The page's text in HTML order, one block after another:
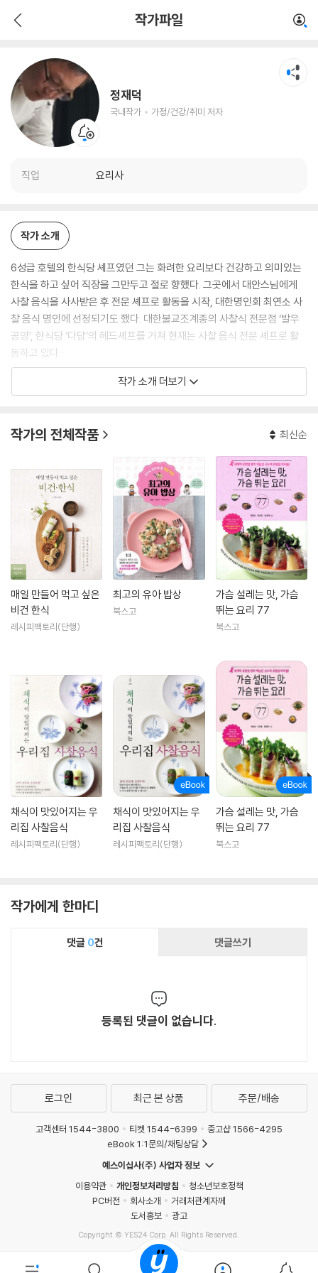
작가파일
정재덕
국내작가 가정/건강/취미 저자
직업 요리사
가정/건강/취미 저자
작가 소개
6성급 호텔의 한식당 셰프였던 그는 화려한 요리보다 건강하고 의미있는
한식을 하고 싶어 직장을 그만두고 절로 향했다. 그곳에서 대안스님에게
사찰 음식을 사사받은 후 전문 셰프로 활동을 시작, 대한명인회 최연소 사
찰 음식 명인에 선정되기도 했다. 대한불교조계종의 사찰식 전문점 ‘발우
공양’, 한식당 ‘다담’의 헤드셰프를 거쳐 현재는 사찰 음식 전문 셰프로 활
동하고 있다.
2013년, 그는 몸과 마음을 편안하게 하는 우리의 채식인 사찰 음식 대중화
지금껏 ‘사찰 음식 입문서’로 사랑받고 있으며, 해외에도 출간되었다.
첫 책을 내고 10년. 그간 다채로운 사찰 음식 레시피를 수집해 이를 기반으
로 비건을 위한 한식 메뉴를 개발해온 그는 첫 책보다 훨씬 더 쉽고 대중적
인 레시피로 사찰 음식을 보다 널리 알리고자, 레시피팩토리와 다시 손을
잡고 두 번째 책을 1년반에 걸쳐 준비했다.
두 번째 책 『매일 만들어 먹고 싶은 비건 한식(부제 : 사찰 음식을 모티브로
한 소박한 채식 집밥 106가지)』은 더 넓은 의미로 ‘사찰 음식’ 대신 ‘비건
한식’이라는 표현을 사용했다. 일상에서 즐기기 딱 좋은 친숙하면서도 새
로운 사찰 음식들을 많이 담고 있어 점점 늘어나는 채식 지향자와 비건인
들에게 꼭 권하고 싶기 때문이다.
정재덕 셰프의 사찰 음식책 두 권은 건강에 좋은 건 알지만 어렵게 느껴졌
던 사찰 음식을, 또한 병아리콩이나 아보카도 등 낯선 식재료 위주의 서구
식 비건 음식을 뛰어넘는 ‘누구나 매일 만들어 먹고 싶은, 소박한 우리 채식
집밥’을 만나게 해줄 것이다.
사찰음식 명인, 사찰음식 연구가. 사찰음식 대중화를 위해 노력하고 있는
정재덕 셰프는 대한불교조계종의 사찰음식 전문점 발우공양의 조리팀장
을 거쳐 현재 한식당 다담의 헤드셰프로 일하고 있다. 그는 2008년 겨울,
화려함만을 추구하는 요리에 회의감을 느껴 6성급 호텔의 한식 조리장을
그만두고 절로 들어가 스님들에게 사찰음식을 배웠다. 그곳에서 몸을 건강
하게 하고 마음을 편안하게 하는 사찰음식에 매료된 정셰프는 대안스님에
게 사찰음식을 사사했고 사찰음식 전문 셰프로 활동하기 시작했다. 2010
작가 소개 더보기
작가의 전체작품 최신순
매일 만들어 먹고 싶은
비건 한식
레시피팩토리(단행)
최고의 유아 밥상
북스고
가슴 설레는 맛, 가슴
뛰는 요리 77
북스고
채식이 맛있어지는 우
리집 사찰음식
레시피팩토리(단행)
채식이 맛있어지는 우
리집 사찰음식
레시피팩토리(단행)
가슴 설레는 맛, 가슴
뛰는 요리 77
북스고
작가에게 한마디
댓글 0건 댓글쓰기
등록된 댓글이 없습니다.
로그인 최근 본 상품 주문/배송
고객센터 1544-3800 티켓 1544-6399
중고샵 1566-4295
eBook 1:1문의/채팅상담
예스이십사(주) 사업자 정보
이용약관
개인정보처리방침
청소년보호정책
PC버전
회사소개
거래처관계자께
도서홍보
광고
Copyright © YES24 Corp. All Rights Reserved.